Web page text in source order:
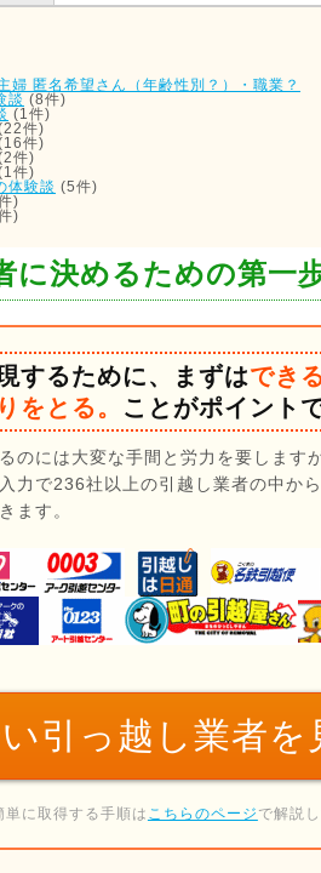
婦 匿名希望さん（年齢性別？）・職業？
談 (8件)
(1件)
件)
件)
件)
件)
体験談 (5件)
)
)
に決めるための第一
するために、まずはでき
をとる。 ことがポイントで
のには大変な手間と労力を要します
力で236社以上の引越し業者の中か
ます。
引っ越し業者を
に取得する手順は こちらのページ で解説